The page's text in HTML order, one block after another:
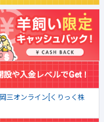
設や入金レベルでGet！
岡三オンライン[くりっく株